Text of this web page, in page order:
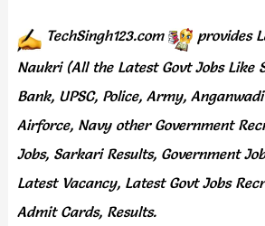
TechSingh123.com provides
Naukri (All the Latest Govt Jobs Like
Bank, UPSC, Police, Army,
Airforce, Navy other Government
Jobs, Sarkari Results, Government
Latest Vacancy, Latest Govt Jobs
Admit Cards, Results.